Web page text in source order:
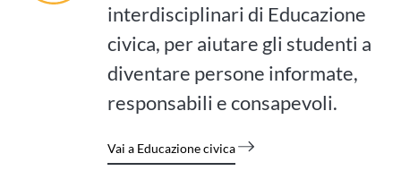
interdisciplinari di Educazione
civica, per aiutare gli studenti a
diventare persone informate,
responsabili e consapevoli.
Vai a Educazione civica